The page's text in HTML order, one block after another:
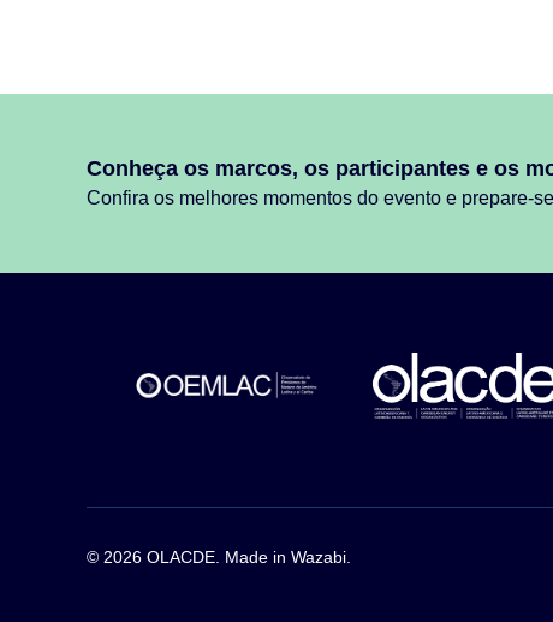
Conheça os marcos, os participantes e os
Confira os melhores momentos do evento e prepare-
© 2026 OLACDE. Made in Wazabi